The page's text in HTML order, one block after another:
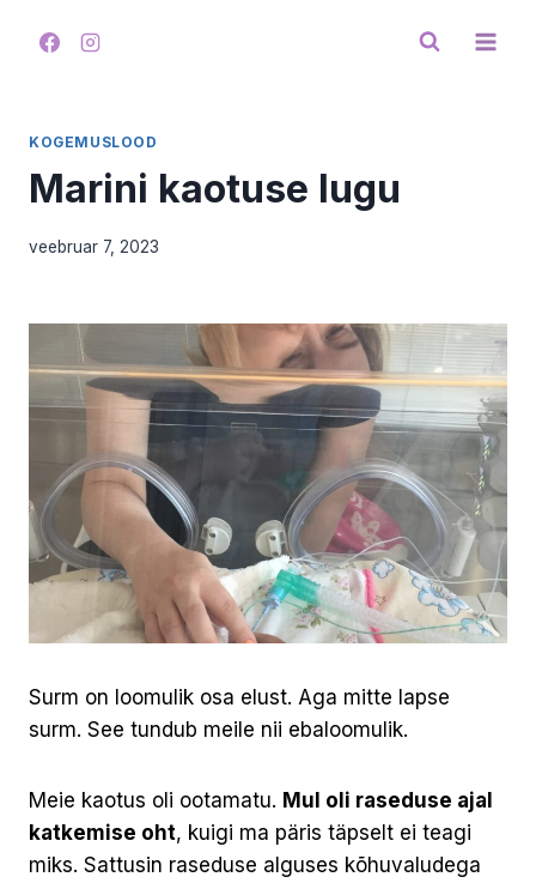
KOGEMUSLOOD
Marini kaotuse lugu
veebruar 7, 2023
Surm on loomulik osa elust. Aga mitte lapse
surm. See tundub meile nii ebaloomulik.
Meie kaotus oli ootamatu. Mul oli raseduse ajal
katkemise oht, kuigi ma päris täpselt ei teagi
miks. Sattusin raseduse alguses kõhuvaludega